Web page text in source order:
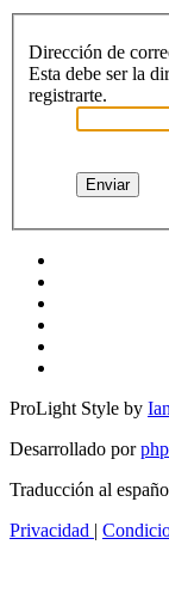
Dirección de
Esta debe ser la
registrarte.
ProLight Style by
Desarrollado por
Traducción al
Privacidad |